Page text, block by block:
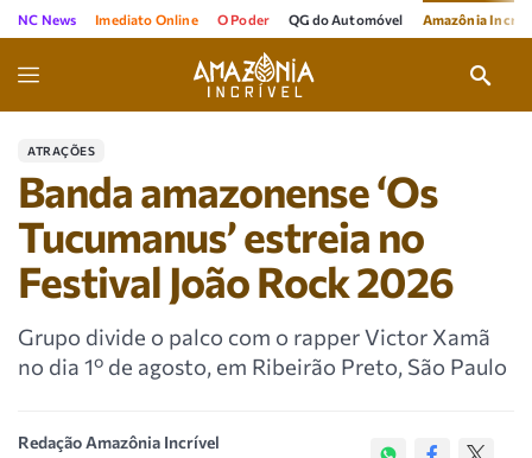
NC News Imediato Online O Poder QG do Automóvel Amazônia
ATRAÇÕES
Banda amazonense ‘Os
Tucumanus’ estreia no
Festival João Rock 2026
Grupo divide o palco com o rapper Victor Xamã
no dia 1º de agosto, em Ribeirão Preto, São Paulo
Redação Amazônia Incrível